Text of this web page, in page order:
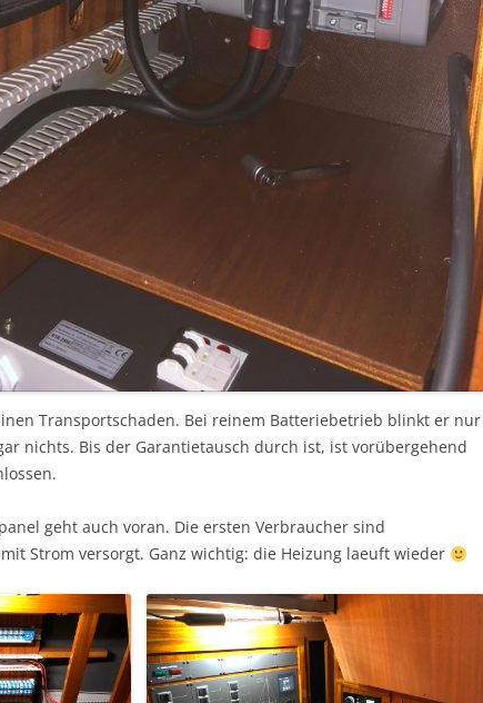
Transportschaden. Bei reinem Batteriebetrieb blinkt er nur
nichts. Bis der Garantietausch durch ist, ist vorübergehend
geht auch voran. Die ersten Verbraucher sind
Strom versorgt. Ganz wichtig: die Heizung laeuft wieder